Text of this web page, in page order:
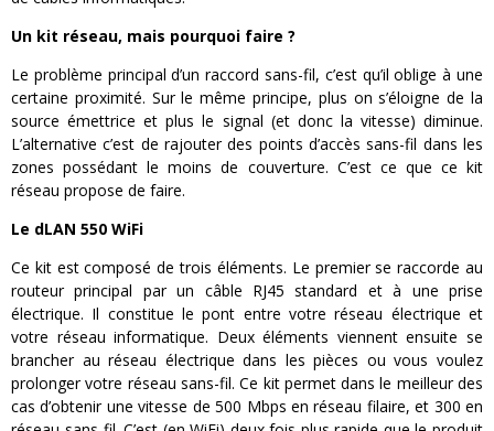
Un kit réseau, mais pourquoi faire ?
Le problème principal d’un raccord sans-fil, c’est qu’il oblige à une
certaine proximité. Sur le même principe, plus on s’éloigne de la
source émettrice et plus le signal (et donc la vitesse) diminue.
L’alternative c’est de rajouter des points d’accès sans-fil dans les
zones possédant le moins de couverture. C’est ce que ce kit
réseau propose de faire.
Le dLAN 550 WiFi
Ce kit est composé de trois éléments. Le premier se raccorde au
routeur principal par un câble RJ45 standard et à une prise
électrique. Il constitue le pont entre votre réseau électrique et
votre réseau informatique. Deux éléments viennent ensuite se
brancher au réseau électrique dans les pièces ou vous voulez
prolonger votre réseau sans-fil. Ce kit permet dans le meilleur des
cas d’obtenir une vitesse de 500 Mbps en réseau filaire, et 300 en